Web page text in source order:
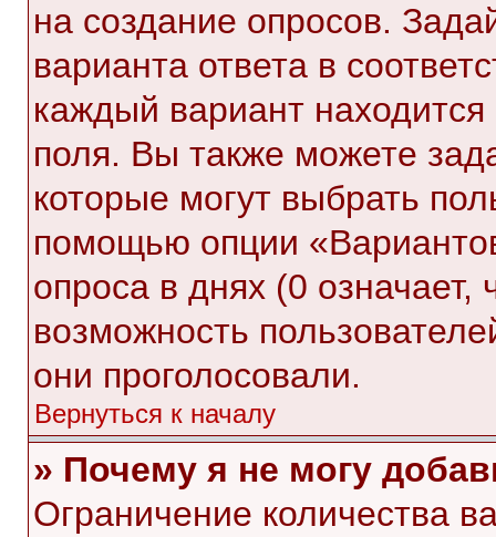
на создание опросов.
варианта ответа в
каждый вариант находится
поля. Вы также можете
которые могут выбрать
помощью опции
опроса в днях (0
возможность
они проголосовали.
Вернуться к началу
» Почему я не могу
Ограничение количества